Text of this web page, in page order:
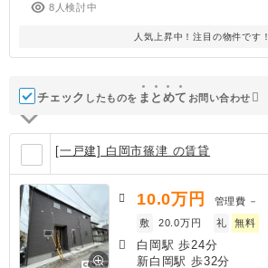
8人検討中
人気上昇中！注目の物件です！
チェック したものを ま と めて お問い合わせ
[一戸建] 白岡市篠津 の賃貸
10.0万円 管理費 －
敷
20.0万円 礼 無料
白岡駅 歩24分
新白岡駅 歩32分